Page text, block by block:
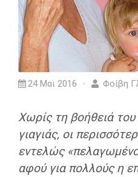
24 Μαϊ 2016 Φοίβη
Χωρίς τη βοήθειά
γιαγιάς, οι
εντελώς
αφού για πολλούς η